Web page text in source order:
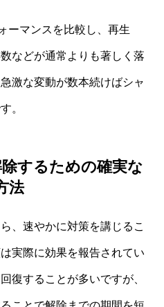
ーマンスを比較し、再生
などが通常よりも著しく落
激な変動が数本続けばシャ
。
するための確実な
法
、速やかに対策を講じるこ
実際に効果を報告されてい
復することが多いですが、